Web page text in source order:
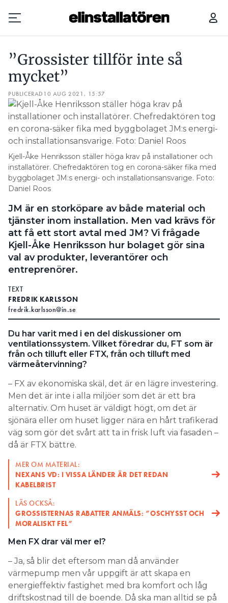
Prenumerera
Hantera prenumeration
Lediga jobb
Annonsera
Läs E-tidningen
Kontakt
Personuppgifter
Search for:
”Grossister tillför inte så
mycket”
PUBLICERAD 10 AUG 2021, 15:57
Kjell-Åke Henriksson ställer höga krav på installationer och
installatörer. Chefredaktören tog en corona-säker fika med
byggbolaget JM:s energi- och installationsansvarige. Foto:
Daniel Roos
JM är en storköpare av både material och
tjänster inom installation. Men vad krävs för
att få ett stort avtal med JM? Vi frågade
Kjell-Åke Henriksson hur bolaget gör sina
val av produkter, leverantörer och
entreprenörer.
TEXT
FREDRIK KARLSSON
fredrik.karlsson@in.se
Du har varit med i en del diskussioner om
ventilationssystem. Vilket föredrar du, FT som är
från och tilluft eller FTX, från och tilluft med
värmeåtervinning?
– FX av ekonomiska skäl, det är en lägre investering.
Men det är inte i alla miljöer som det är ett bra
alternativ. Om huset är väldigt högt, om det är
sjönära eller om huset ligger nära en hårt trafikerad
väg som gör det svårt att ta in frisk luft via fasaden –
då är FTX bättre.
MER OM MATERIAL:
NEXANS VD: I VISSA LÄNDER ÄR DET REDAN
KABELBRIST
LÄS OCKSÅ:
GROSSISTERNAS RABATTER ANMÄLS: ”OSCHYSST OCH
MORALISKT FEL”
Men FX drar väl mer el?
– Ja, så blir det eftersom man då använder
värmepump men vår uppgift är att skapa en
energieffektiv fastighet med bra komfort och låg
driftskostnad till de boende. Då ska man alltid se på
”GROSSISTER TILLFÖR INTE SÅ MYCKET” ”VI KAN INTE